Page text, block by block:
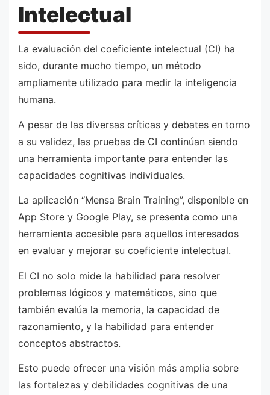
Intelectual
La evaluación del coeficiente intelectual (CI) ha
sido, durante mucho tiempo, un método
ampliamente utilizado para medir la inteligencia
humana.
A pesar de las diversas críticas y debates en torno
a su validez, las pruebas de CI continúan siendo
una herramienta importante para entender las
capacidades cognitivas individuales.
La aplicación “Mensa Brain Training”, disponible en
App Store y Google Play, se presenta como una
herramienta accesible para aquellos interesados
en evaluar y mejorar su coeficiente intelectual.
El CI no solo mide la habilidad para resolver
problemas lógicos y matemáticos, sino que
también evalúa la memoria, la capacidad de
razonamiento, y la habilidad para entender
conceptos abstractos.
Esto puede ofrecer una visión más amplia sobre
las fortalezas y debilidades cognitivas de una